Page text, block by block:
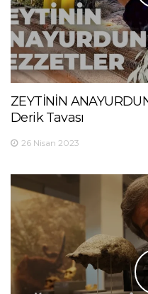
ZEYTİNİN
Derik Tavası
26 Nisan 2023